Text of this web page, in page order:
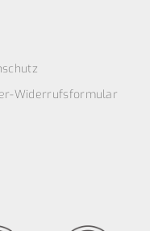
Widerrufsformular